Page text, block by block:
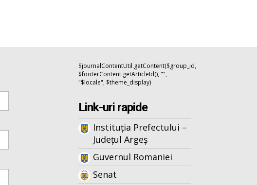
$journalContentUtil.getContent($group_id,
$footerContent.getArticleId(), "",
"$locale", $theme_display)
Link-uri rapide
Instituția Prefectului –
Județul Argeș
Guvernul Romaniei
Senat